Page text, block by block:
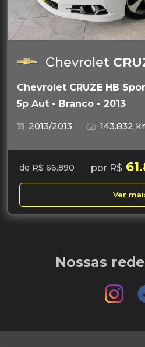
Chevrolet
Chevrolet CRUZE HB
5p Aut - Branco - 2013
2013/2013
143.832
de R$ 66.890 por R$
Ver
Nossas